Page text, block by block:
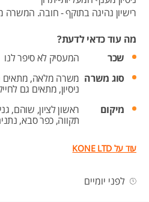
רישיון נהיגה בתוקף - חובה. המשרה
מה עוד כדאי לדעת?
שכר
המעסיק לא סיפר לנו
סוג משרה משרה מלאה, מתאים
ניסיון, מתאים גם
מיקום
ראשון לציון, שוהם,
תקווה, כפר סבא,
עוד על KONE LTD
לפני יומיים